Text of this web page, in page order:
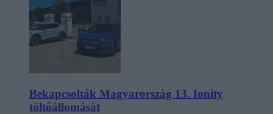
Bekapcsolták Magyarország 13. Ionity
töltőállomását